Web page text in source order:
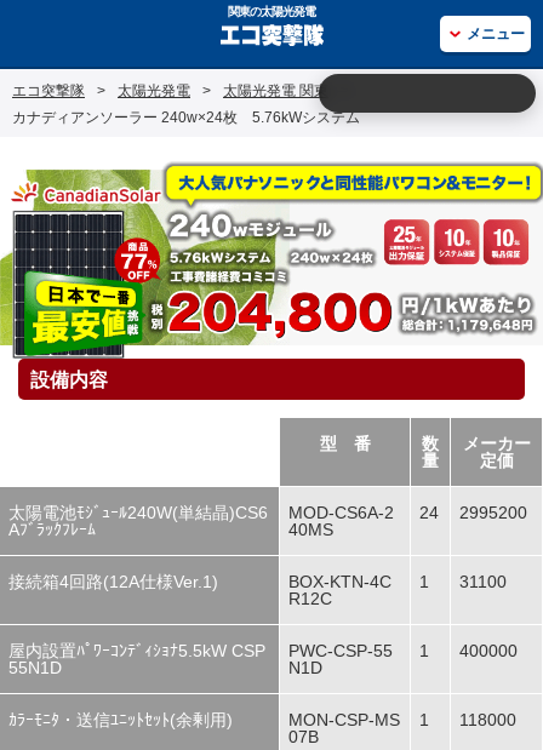
関東の太陽光発電
メニュー
エコ突撃隊 > 太陽光発電 > 太陽光発電 関東
カナディアンソーラー 240w×24枚 5.76kWシステム
設備内容
型 番
数
量
メーカー
定価
太陽電池ﾓｼﾞｭｰﾙ240W(単結晶)CS6
Aﾌﾞﾗｯｸﾌﾚｰﾑ
MOD-CS6A-2
40MS
24 2995200
接続箱4回路(12A仕様Ver.1)
BOX-KTN-4C
R12C
1 31100
屋内設置ﾊﾟﾜｰｺﾝﾃﾞｨｼｮﾅ5.5kW CSP
55N1D
PWC-CSP-55
N1D
1 400000
ｶﾗｰﾓﾆﾀ・送信ﾕﾆｯﾄｾｯﾄ(余剰用)
MON-CSP-MS
07B
1 118000